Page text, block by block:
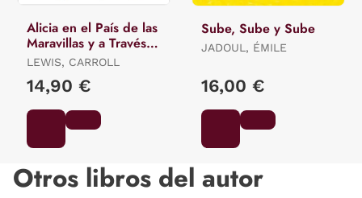
Alicia en el País de las
Maravillas y a Través
del Espejo
LEWIS, CARROLL
14,90 €
Sube, Sube y Sube
JADOUL, ÉMILE
16,00 €
Otros libros del autor